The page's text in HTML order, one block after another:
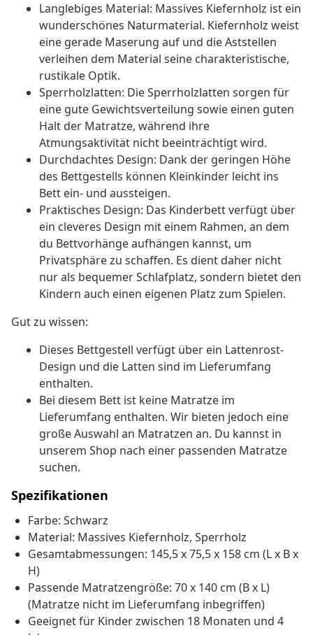
Langlebiges Material: Massives Kiefernholz ist ein
wunderschönes Naturmaterial. Kiefernholz weist
eine gerade Maserung auf und die Aststellen
verleihen dem Material seine charakteristische,
rustikale Optik.
Sperrholzlatten: Die Sperrholzlatten sorgen für
eine gute Gewichtsverteilung sowie einen guten
Halt der Matratze, während ihre
Atmungsaktivität nicht beeinträchtigt wird.
Durchdachtes Design: Dank der geringen Höhe
des Bettgestells können Kleinkinder leicht ins
Bett ein- und aussteigen.
Praktisches Design: Das Kinderbett verfügt über
ein cleveres Design mit einem Rahmen, an dem
du Bettvorhänge aufhängen kannst, um
Privatsphäre zu schaffen. Es dient daher nicht
nur als bequemer Schlafplatz, sondern bietet den
Kindern auch einen eigenen Platz zum Spielen.
Gut zu wissen:
Dieses Bettgestell verfügt über ein Lattenrost-
Design und die Latten sind im Lieferumfang
enthalten.
Bei diesem Bett ist keine Matratze im
Lieferumfang enthalten. Wir bieten jedoch eine
große Auswahl an Matratzen an. Du kannst in
unserem Shop nach einer passenden Matratze
suchen.
Spezifikationen
Farbe: Schwarz
Material: Massives Kiefernholz, Sperrholz
Gesamtabmessungen: 145,5 x 75,5 x 158 cm (L x B x
H)
Passende Matratzengröße: 70 x 140 cm (B x L)
(Matratze nicht im Lieferumfang inbegriffen)
Geeignet für Kinder zwischen 18 Monaten und 4